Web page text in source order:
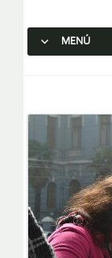
MENÚ